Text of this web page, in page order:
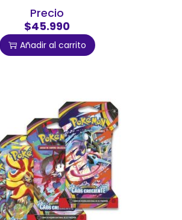
Precio
$45.990
Añadir al carrito